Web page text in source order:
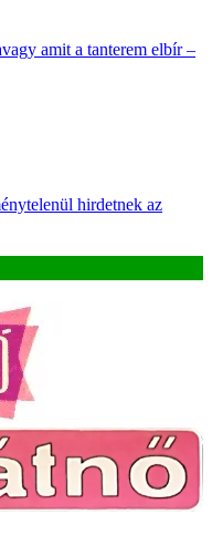
amit a tanterem elbír –
hirdetnek az